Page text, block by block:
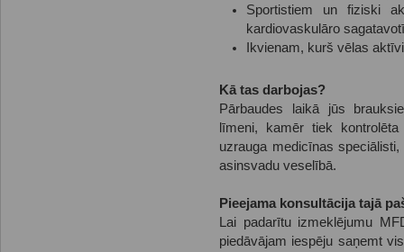
Sportistiem un fiziski
kardiovaskulāro
Ikvienam, kurš vēlas
Kā tas darbojas?
Pārbaudes laikā jūs
līmeni, kamēr tiek
uzrauga medicīnas
asinsvadu veselībā.
Pieejama konsultācija tajā
Lai padarītu izmeklējumu
piedāvājam iespēju saņemt